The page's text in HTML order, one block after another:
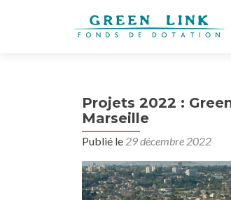
Projets 2022 :
Marseille
Publié le 29 décembre 2022